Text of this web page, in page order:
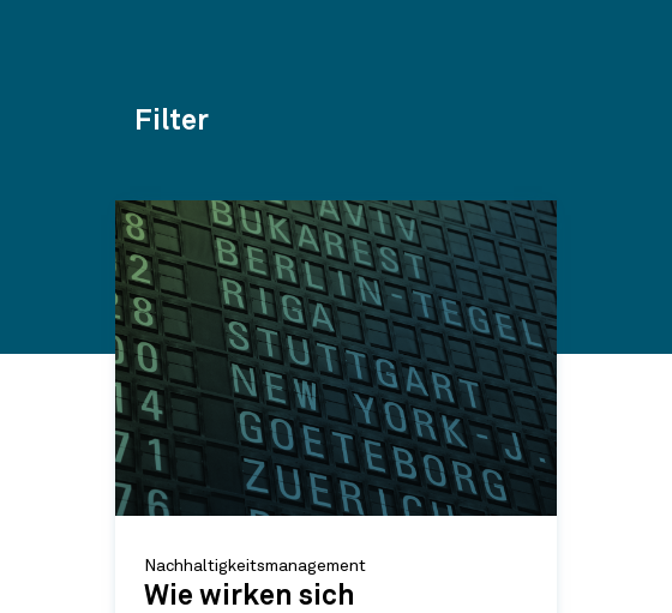
Filter
Nachhaltigkeitsmanagement
Wie wirken sich